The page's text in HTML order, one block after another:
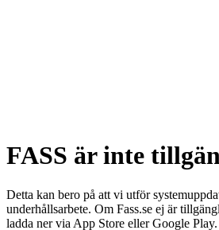
FASS är inte
Detta kan bero på att vi utför
underhållsarbete. Om Fass.se ej är
ladda ner via App Store eller Google Play.